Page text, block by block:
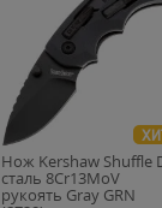
Нож Kershaw Shuffle
cталь 8Cr13MoV
рукоять Gray GRN